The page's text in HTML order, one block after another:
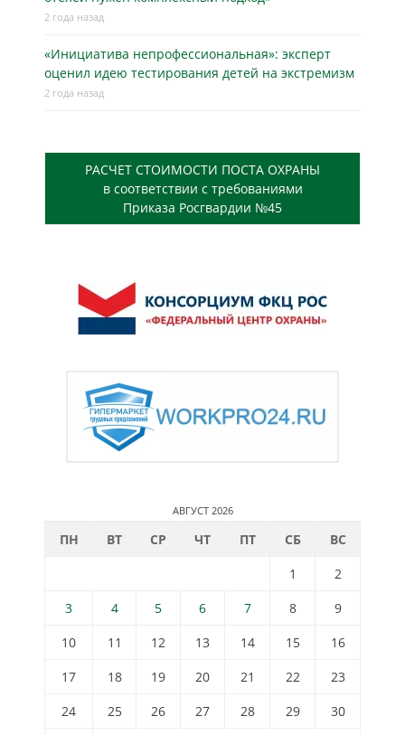
2 года назад
«Инициатива непрофессиональная»: эксперт
оценил идею тестирования детей на экстремизм
2 года назад
РАСЧЕТ СТОИМОСТИ ПОСТА ОХРАНЫ
в соответствии с требованиями
Приказа Росгвардии №45
АВГУСТ 2026
ПН ВТ СР ЧТ ПТ СБ
ВС
1
2
3
4 5 6 7 8
9
10
11 12 13 14 15
16
17
18 19 20 21 22
23
24
25 26 27 28 29
30